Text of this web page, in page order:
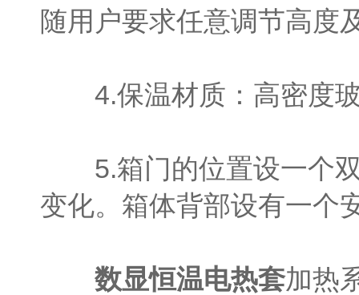
随用户要求任意调节高度
4.保温材质：高密度玻
5.箱门的位置设一个双
变化。箱体背部设有一个
数显恒温电热套加热